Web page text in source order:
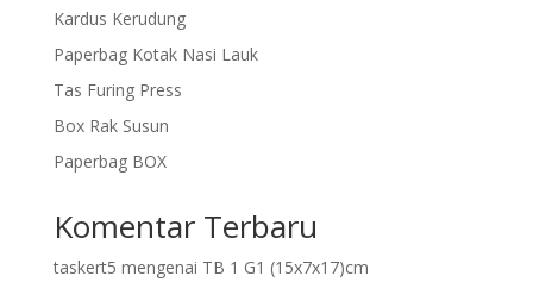
Kardus Kerudung
Paperbag Kotak Nasi Lauk
Tas Furing Press
Box Rak Susun
Paperbag BOX
Komentar Terbaru
taskert5 mengenai TB 1 G1 (15x7x17)cm